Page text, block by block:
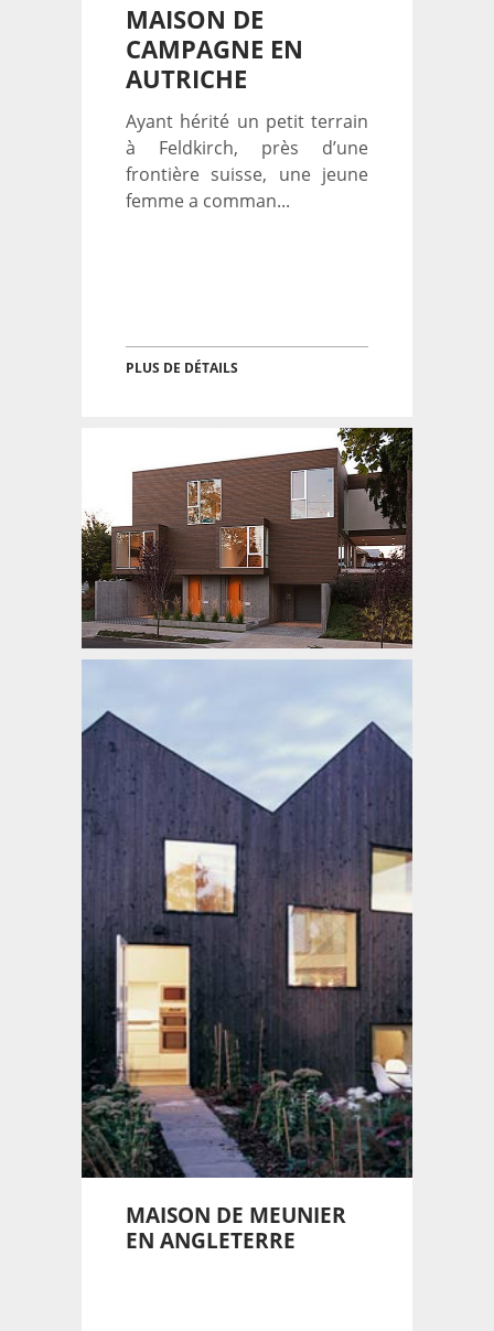
MAISON DE
CAMPAGNE EN
AUTRICHE
Ayant hérité un petit terrain
à Feldkirch, près d’une
frontière suisse, une jeune
femme a comman...
PLUS DE DÉTAILS
MAISON DE MEUNIER
EN ANGLETERRE